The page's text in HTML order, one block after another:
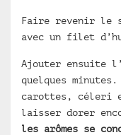
Faire revenir le
avec un filet
Ajouter ensuite
quelques
carottes, céleri et
laisser dorer
les arômes se